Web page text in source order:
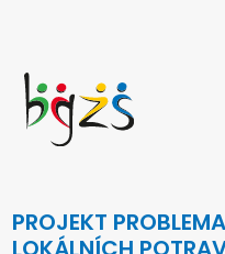
obsahu
PROJEKT